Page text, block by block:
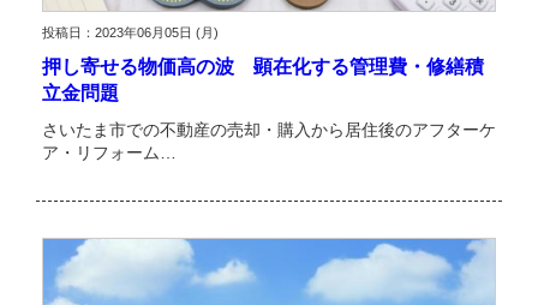
投稿日：2023年06月05日 (月)
押し寄せる物価高の波 顕在化する管理費・修繕積
立金問題
さいたま市での不動産の売却・購入から居住後のアフターケ
ア・リフォーム…